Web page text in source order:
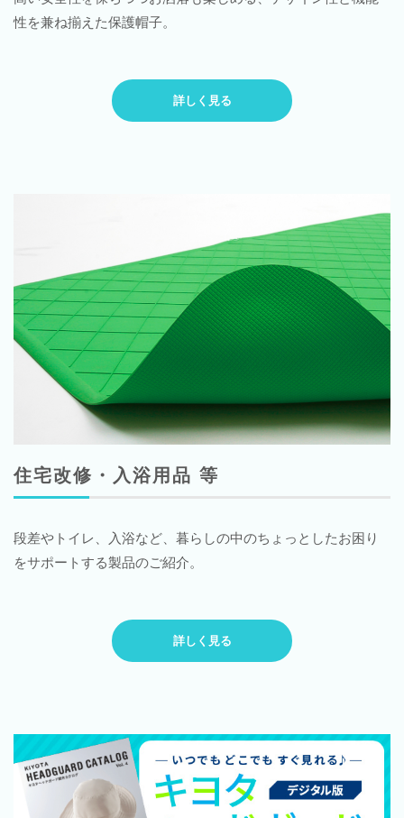
性を兼ね揃えた保護帽子。
詳しく見る
住宅改修・入浴用品 等
段差やトイレ、入浴など、暮らしの中のちょっとしたお困り
をサポートする製品のご紹介。
詳しく見る